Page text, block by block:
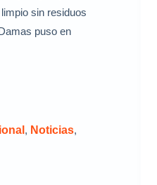
sin residuos
puso en
, Noticias,